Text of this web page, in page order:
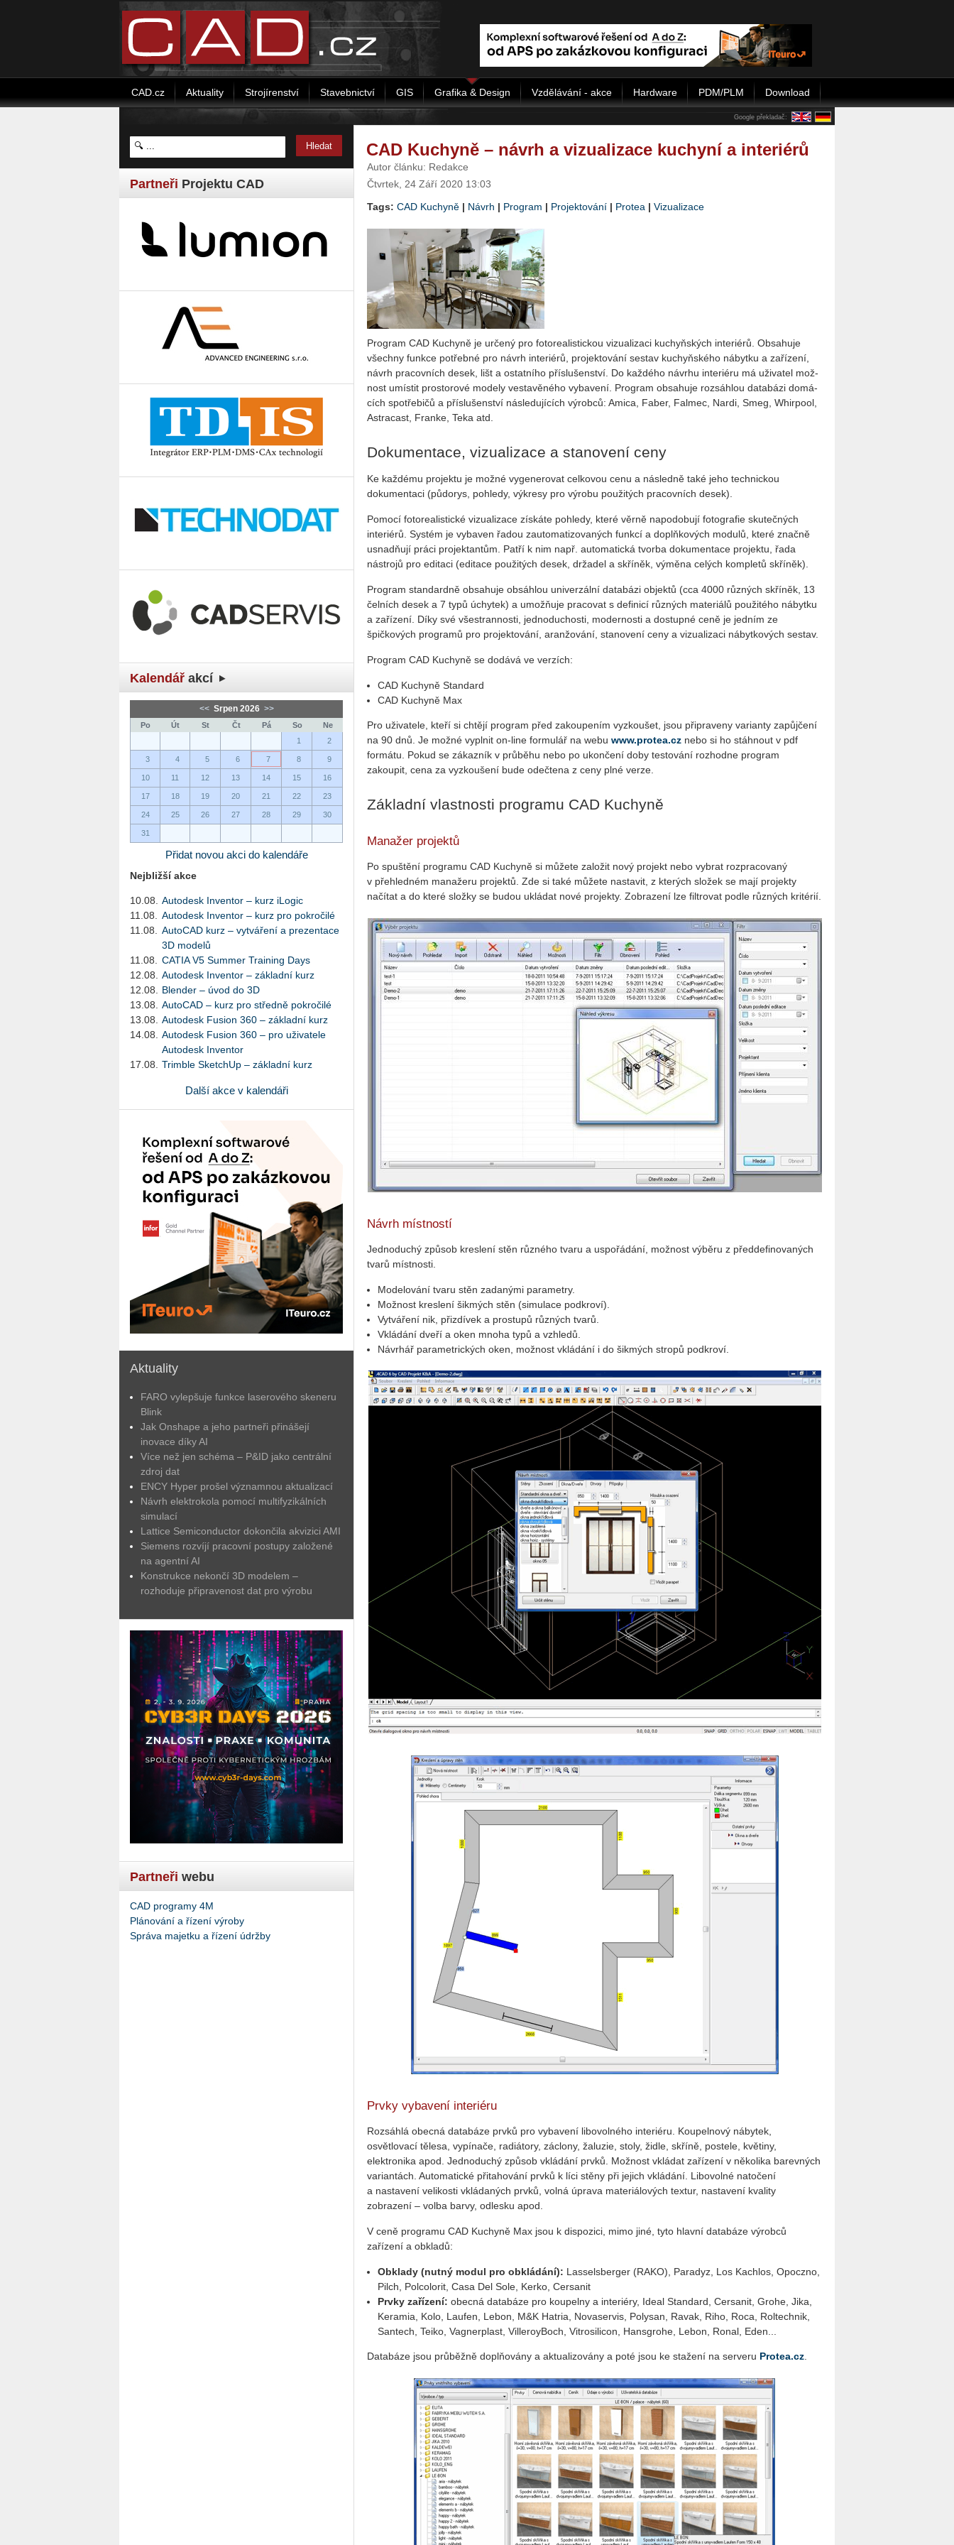
CAD.cz Aktuality Strojírenství Stavebnictví GIS Grafika & Design Vzdělávání - akce Hardware PDM/PLM Download
Google překladač:
Partneři Projektu CAD
Kalendář akcí
<< Srpen 2026 >>
Po Út St Čt Pá So
Ne
1
2
3 4 5 6 7 8 9
10 11 12 13 14 15 16
17 18 19 20 21 22 23
24 25 26 27 28 29 30
31
Přidat novou akci do kalendáře
Nejbližší akce
10.08.
Autodesk Inventor – kurz iLogic
11.08.
Autodesk Inventor – kurz pro pokročilé
11.08.
AutoCAD kurz – vytváření a prezentace
3D modelů
11.08.
CATIA V5 Summer Training Days
12.08.
Autodesk Inventor – základní kurz
12.08.
Blender – úvod do 3D
13.08.
AutoCAD – kurz pro středně pokročilé
13.08.
Autodesk Fusion 360 – základní kurz
14.08.
Autodesk Fusion 360 – pro uživatele
Autodesk Inventor
17.08.
Trimble SketchUp – základní kurz
Další akce v kalendáři
Aktuality
FARO vylepšuje funkce laserového skeneru
Blink
Jak Onshape a jeho partneři přinášejí
inovace díky AI
Více než jen schéma – P&ID jako centrální
zdroj dat
ENCY Hyper prošel významnou aktualizací
Návrh elektrokola pomocí multifyzikálních
simulací
Lattice Semiconductor dokončila akvizici AMI
Siemens rozvíjí pracovní postupy založené
na agentní AI
Konstrukce nekončí 3D modelem –
rozhoduje připravenost dat pro výrobu
Partneři webu
CAD programy 4M
Plánování a řízení výroby
Správa majetku a řízení údržby
CAD Kuchyně – návrh a vizualizace kuchyní a interiérů
Autor článku: Redakce
Čtvrtek, 24 Září 2020 13:03
Tags: CAD Kuchyně | Návrh | Program | Projektování | Protea | Vizualizace
Prog­ram CAD Ku­chy­ně je ur­če­ný pro fo­to­re­a­lis­tic­kou vi­zu­a­li­za­ci ku­chyň­ských in­te­ri­é­rů. Ob­sa­hu­je
všech­ny funk­ce pot­řeb­né pro ná­vrh in­te­ri­é­rů, pro­jek­to­vá­ní ses­tav ku­chyň­ské­ho ná­byt­ku a za­ří­ze­ní,
ná­vrh pra­cov­ních de­sek, lišt a os­tat­ní­ho přís­lu­šen­ství. Do kaž­dého ná­vr­hu in­te­ri­é­ru má uži­va­tel mož­
nost umís­tit pros­to­ro­vé mo­de­ly ves­ta­vě­né­ho vy­ba­ve­ní. Prog­ram ob­sa­hu­je roz­sáh­lou da­ta­bá­zi do­má­
cích spot­ře­bi­čů a přís­lu­šen­ství ná­sle­du­jí­cích vý­rob­ců: Ami­ca, Fa­ber, Fal­mec, Nar­di, Smeg, Whir­pool,
As­tra­cast, Fran­ke, Teka atd.
Dokumentace, vizualizace a stanovení ceny
Ke každému projektu je možné vygenerovat celkovou cenu a následně také jeho technickou
dokumentaci (půdorys, pohledy, výkresy pro výrobu použitých pracovních desek).
Pomocí fotorealistické vizualizace získáte pohledy, které věrně napodobují fotografie skutečných
interiérů. Systém je vybaven řadou zautomatizovaných funkcí a doplňkových modulů, které značně
usnadňují práci projektantům. Patří k nim např. automatická tvorba dokumentace projektu, řada
nástrojů pro editaci (editace použitých desek, držadel a skříněk, výměna celých kompletů skříněk).
Program standardně obsahuje obsáhlou univerzální databázi objektů (cca 4000 různých skříněk, 13
čelních desek a 7 typů úchytek) a umožňuje pracovat s definicí různých materiálů použitého nábytku
a zařízení. Díky své všestrannosti, jednoduchosti, modernosti a dostupné ceně je jedním ze
špičkových programů pro projektování, aranžování, stanovení ceny a vizualizaci nábytkových sestav.
Program CAD Kuchyně se dodává ve verzích:
CAD Kuchyně Standard
CAD Kuchyně Max
Pro uživatele, kteří si chtějí program před zakoupením vyzkoušet, jsou připraveny varianty zapůjčení
na 90 dnů. Je možné vyplnit on-line formulář na webu www.protea.cz nebo si ho stáhnout v pdf
formátu. Pokud se zákazník v průběhu nebo po ukončení doby testování rozhodne program
zakoupit, cena za vyzkoušení bude odečtena z ceny plné verze.
Základní vlastnosti programu CAD Kuchyně
Manažer projektů
Po spuštění programu CAD Kuchyně si můžete založit nový projekt nebo vybrat rozpracovaný
v přehledném manažeru projektů. Zde si také můžete nastavit, z kterých složek se mají projekty
načítat a do které složky se budou ukládat nové projekty. Zobrazení lze filtrovat podle různých kritérií.
Návrh místností
Jednoduchý způsob kreslení stěn různého tvaru a uspořádání, možnost výběru z předdefinovaných
tvarů místnosti.
Modelování tvaru stěn zadanými parametry.
Možnost kreslení šikmých stěn (simulace podkroví).
Vytváření nik, přizdívek a prostupů různých tvarů.
Vkládání dveří a oken mnoha typů a vzhledů.
Návrhář parametrických oken, možnost vkládání i do šikmých stropů podkroví.
Prvky vybavení interiéru
Rozsáhlá obecná databáze prvků pro vybavení libovolného interiéru. Koupelnový nábytek,
osvětlovací tělesa, vypínače, radiátory, záclony, žaluzie, stoly, židle, skříně, postele, květiny,
elektronika apod. Jednoduchý způsob vkládání prvků. Možnost vkládat zařízení v několika barevných
variantách. Automatické přitahování prvků k líci stěny při jejich vkládání. Libovolné natočení
a nastavení velikosti vkládaných prvků, volná úprava materiálových textur, nastavení kvality
zobrazení – volba barvy, odlesku apod.
V ceně programu CAD Kuchyně Max jsou k dispozici, mimo jiné, tyto hlavní databáze výrobců
zařízení a obkladů:
Obklady (nutný modul pro obkládání): Lasselsberger (RAKO), Paradyz, Los Kachlos, Opoczno,
Pilch, Polcolorit, Casa Del Sole, Kerko, Cersanit
Prvky zařízení: obecná databáze pro koupelny a interiéry, Ideal Standard, Cersanit, Grohe, Jika,
Keramia, Kolo, Laufen, Lebon, M&K Hatria, Novaservis, Polysan, Ravak, Riho, Roca, Roltechnik,
Santech, Teiko, Vagnerplast, VilleroyBoch, Vitrosilicon, Hansgrohe, Lebon, Ronal, Eden...
Databáze jsou průběžně doplňovány a aktualizovány a poté jsou ke stažení na serveru Protea.cz